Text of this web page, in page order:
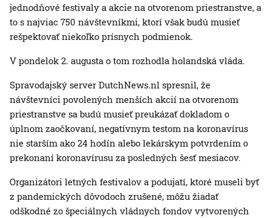
jednodňové festivaly a akcie na otvorenom priestranstve, a
to s najviac 750 návštevníkmi, ktorí však budú musieť
rešpektovať niekoľko prísnych podmienok.
V pondelok 2. augusta o tom rozhodla holandská vláda.
Spravodajský server DutchNews.nl spresnil, že
návštevníci povolených menších akcií na otvorenom
priestranstve sa budú musieť preukázať dokladom o
úplnom zaočkovaní, negatívnym testom na koronavírus
nie starším ako 24 hodín alebo lekárskym potvrdením o
prekonaní koronavírusu za posledných šesť mesiacov.
Organizátori letných festivalov a podujatí, ktoré museli byť
z pandemických dôvodoch zrušené, môžu žiadať
odškodné zo špeciálnych vládnych fondov vytvorených